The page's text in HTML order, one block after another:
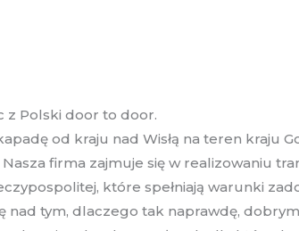
z Polski door to door.
od kraju nad Wisłą na teren kraju
firma zajmuje się w realizowaniu
które spełniają warunki
tym, dlaczego tak naprawdę,